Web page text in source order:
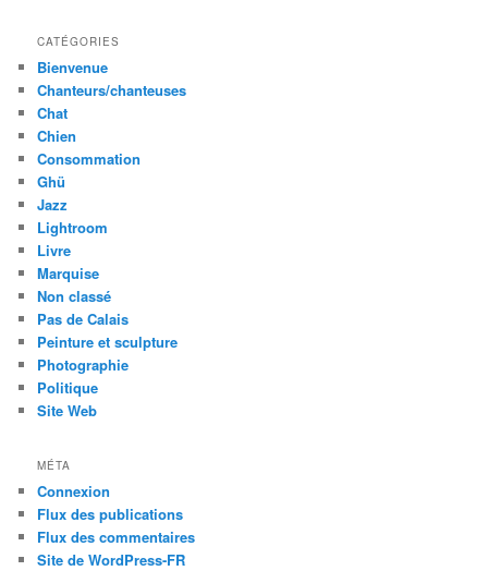
CATÉGORIES
Bienvenue
Chanteurs/chanteuses
Chat
Chien
Consommation
Ghü
Jazz
Lightroom
Livre
Marquise
Non classé
Pas de Calais
Peinture et sculpture
Photographie
Politique
Site Web
MÉTA
Connexion
Flux des publications
Flux des commentaires
Site de WordPress-FR